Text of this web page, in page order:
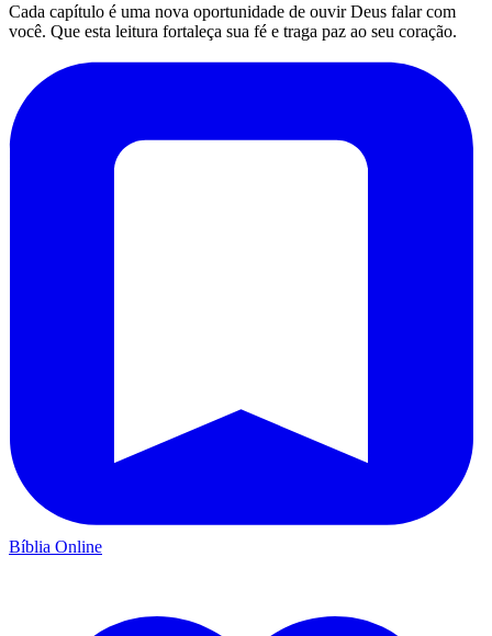
Cada capítulo é uma nova oportunidade de ouvir Deus falar com
você. Que esta leitura fortaleça sua fé e traga paz ao seu coração.
Bíblia Online